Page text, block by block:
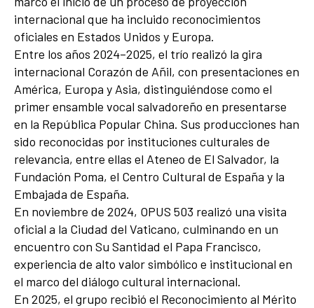
internacional que ha incluido reconocimientos
oficiales en Estados Unidos y Europa.
Entre los años 2024–2025, el trío realizó la gira
internacional Corazón de Añil, con presentaciones en
América, Europa y Asia, distinguiéndose como el
primer ensamble vocal salvadoreño en presentarse
en la República Popular China. Sus producciones han
sido reconocidas por instituciones culturales de
relevancia, entre ellas el Ateneo de El Salvador, la
Fundación Poma, el Centro Cultural de España y la
Embajada de España.
En noviembre de 2024, OPUS 503 realizó una visita
oficial a la Ciudad del Vaticano, culminando en un
encuentro con Su Santidad el Papa Francisco,
experiencia de alto valor simbólico e institucional en
el marco del diálogo cultural internacional.
En 2025, el grupo recibió el Reconocimiento al Mérito